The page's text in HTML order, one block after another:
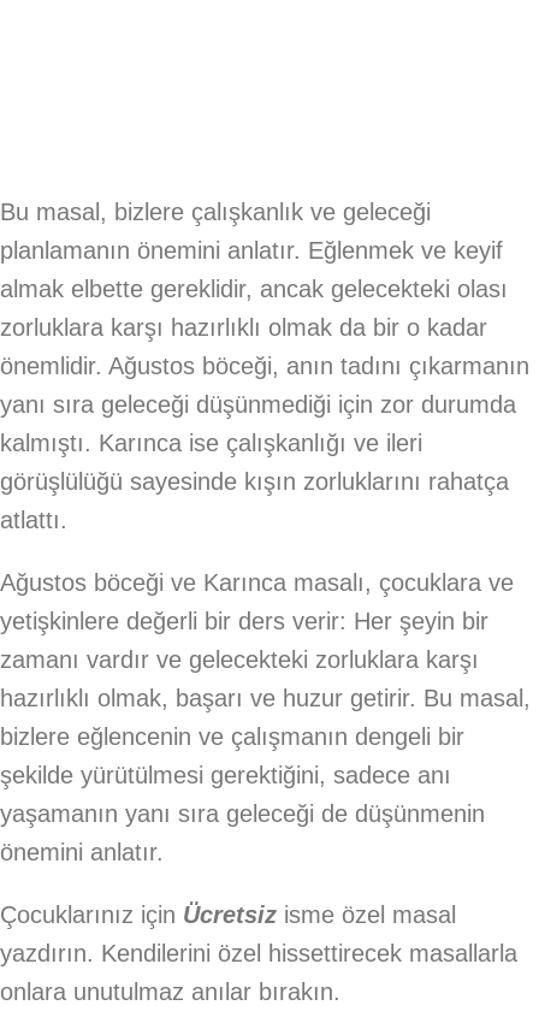
Bu masal, bizlere çalışkanlık ve geleceği
planlamanın önemini anlatır. Eğlenmek ve keyif
almak elbette gereklidir, ancak gelecekteki olası
zorluklara karşı hazırlıklı olmak da bir o kadar
önemlidir. Ağustos böceği, anın tadını çıkarmanın
yanı sıra geleceği düşünmediği için zor durumda
kalmıştı. Karınca ise çalışkanlığı ve ileri
görüşlülüğü sayesinde kışın zorluklarını rahatça
atlattı.
Ağustos böceği ve Karınca masalı, çocuklara ve
yetişkinlere değerli bir ders verir: Her şeyin bir
zamanı vardır ve gelecekteki zorluklara karşı
hazırlıklı olmak, başarı ve huzur getirir. Bu masal,
bizlere eğlencenin ve çalışmanın dengeli bir
şekilde yürütülmesi gerektiğini, sadece anı
yaşamanın yanı sıra geleceği de düşünmenin
önemini anlatır.
Çocuklarınız için Ücretsiz isme özel masal
yazdırın. Kendilerini özel hissettirecek masallarla
onlara unutulmaz anılar bırakın.